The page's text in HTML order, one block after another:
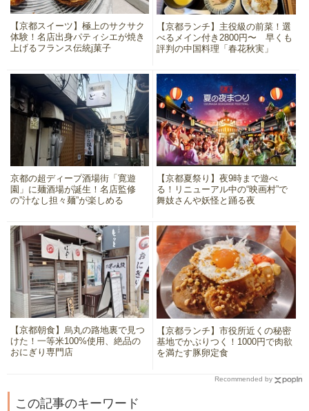
【京都スイーツ】極上のサクサク
体験！名店出身パティシエが焼き
上げるフランス伝統j菓子
【京都ランチ】主役級の前菜！選
べるメイン付き2800円〜 早くも
評判の中国料理「春花秋実」
京都の超ディープ酒場街「寛遊
園」に麺酒場が誕生！名店監修
の”汁なし担々麺”が楽しめる
【京都夏祭り】夜9時まで遊べ
る！リニューアル中の“映画村”で
舞妓さんや妖怪と踊る夜
【京都朝食】烏丸の路地裏で見つ
けた！一等米100%使用、絶品の
おにぎり専門店
【京都ランチ】市役所近くの秘密
基地でかぶりつく！1000円で肉欲
を満たす豚卵定食
Recommended by
この記事のキーワード